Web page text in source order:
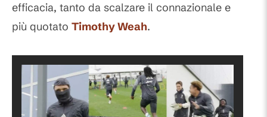
efficacia, tanto da scalzare il connazionale e
più quotato Timothy Weah.